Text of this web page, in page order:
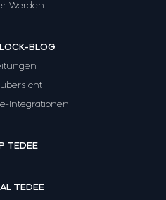
Werden
BLOG
Integrationen
TEDEE
TEDEE